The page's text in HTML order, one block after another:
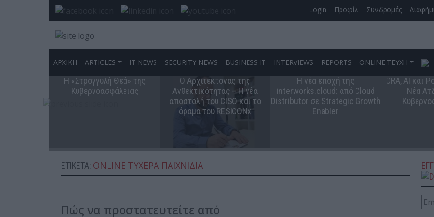
Login Προφίλ Συνδρομές
ΑΡΧΙΚΗ ARTICLES IT NEWS SECURITY NEWS BUSINESS IT INTERVIEWS REPORTS ONLINE ΤΕΥΧΗ
Η «Στρογγυλή Θεά» της
Κυβερνοασφάλειας
Ο Αρχιτέκτονας της
Ανθεκτικότητας – Η νέα
αποστολή του CISO και το
όραμα του RESICONx
Η νέα εποχή της
interworks.cloud: από Cloud
Distributor σε Strategic Growth
Enabler
CRA, AI και
Νέα
ΕΤΙΚΈΤΑ: ONLINE ΤΥΧΕΡΆ ΠΑΙΧΝΊΔΙΑ
Πώς να προστατευτείτε από